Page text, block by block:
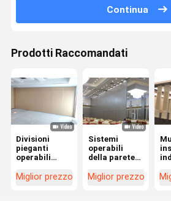
Continua
Prodotti Raccomandati
Divisioni
pieganti
operabili
pannello dello
Miglior prezzo
Sistemi
operabili
della parete
Modern Fold
Miglior prezzo